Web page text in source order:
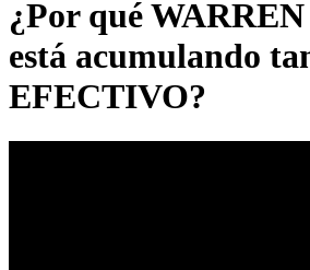
¿Por qué
está acumulando
EFECTIVO?